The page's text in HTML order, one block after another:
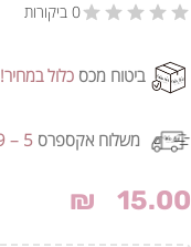
0 ביקורות
ביטוח מכס כלול במחיר!
משלוח אקספרס 5 – 9 ימי עסקים!
₪ 15.00